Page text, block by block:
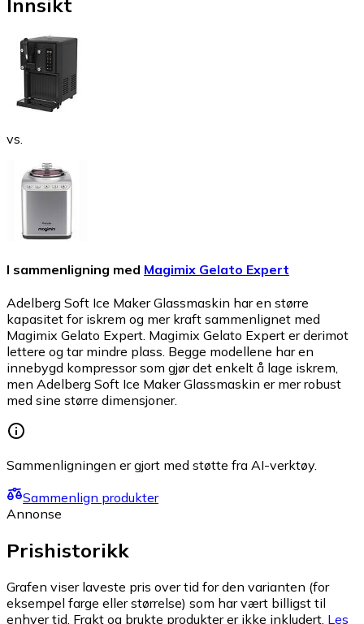
vs.
I sammenligning med Magimix Gelato Expert
Adelberg Soft Ice Maker Glassmaskin har en større
kapasitet for iskrem og mer kraft sammenlignet med
Magimix Gelato Expert. Magimix Gelato Expert er derimot
lettere og tar mindre plass. Begge modellene har en
innebygd kompressor som gjør det enkelt å lage iskrem,
men Adelberg Soft Ice Maker Glassmaskin er mer robust
med sine større dimensjoner.
Sammenligningen er gjort med støtte fra AI-verktøy.
Sammenlign produkter
Annonse
Prishistorikk
Grafen viser laveste pris over tid for den varianten (for
eksempel farge eller størrelse) som har vært billigst til
enhver tid. Frakt og brukte produkter er ikke inkludert. Les